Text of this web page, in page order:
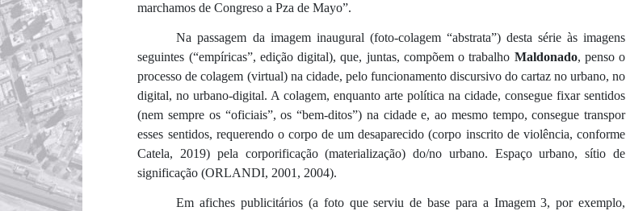
marchamos de Congreso a Pza de Mayo”.
Na passagem da imagem inaugural (foto-colagem “abstrata”) desta série às imagens
seguintes (“empíricas”, edição digital), que, juntas, compõem o trabalho Maldonado, penso o
processo de colagem (virtual) na cidade, pelo funcionamento discursivo do cartaz no urbano, no
digital, no urbano-digital. A colagem, enquanto arte política na cidade, consegue fixar sentidos
(nem sempre os “oficiais”, os “bem-ditos”) na cidade e, ao mesmo tempo, consegue transpor
esses sentidos, requerendo o corpo de um desaparecido (corpo inscrito de violência, conforme
Catela, 2019) pela corporificação (materialização) do/no urbano. Espaço urbano, sítio de
significação (ORLANDI, 2001, 2004).
Em afiches publicitários (a foto que serviu de base para a Imagem 3, por exemplo,